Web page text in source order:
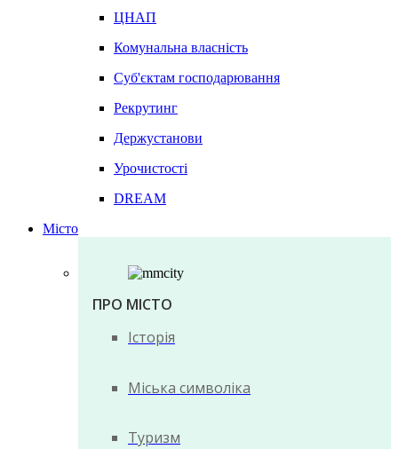
ЦНАП
Комунальна власність
Суб'єктам господарювання
Рекрутинг
Держустанови
Урочистості
DREAM
Місто
ПРО МІСТО
Історія
Міська символіка
Туризм